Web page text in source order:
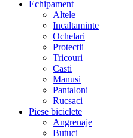
Echipament
Altele
Incaltaminte
Ochelari
Protectii
Tricouri
Casti
Manusi
Pantaloni
Rucsaci
Piese biciclete
Angrenaje
Butuci